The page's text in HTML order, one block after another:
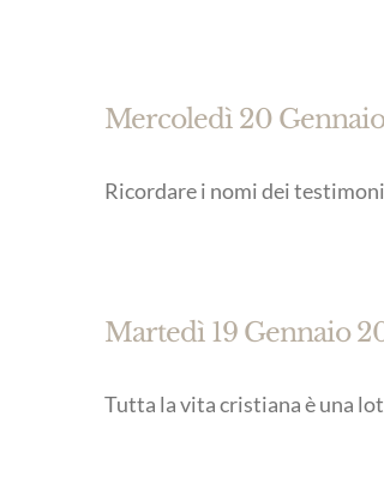
Mercoledì 20
Ricordare i nomi dei
Martedì 19 Gennaio
Tutta la vita cristiana è una